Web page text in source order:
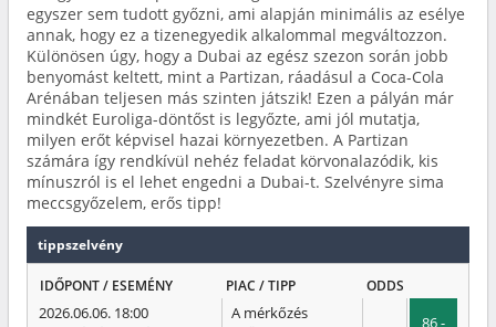
egyszer sem tudott győzni, ami alapján minimális az esélye
annak, hogy ez a tizenegyedik alkalommal megváltozzon.
Különösen úgy, hogy a Dubai az egész szezon során jobb
benyomást keltett, mint a Partizan, ráadásul a Coca-Cola
Arénában teljesen más szinten játszik! Ezen a pályán már
mindkét Euroliga-döntőst is legyőzte, ami jól mutatja,
milyen erőt képvisel hazai környezetben. A Partizan
számára így rendkívül nehéz feladat körvonalazódik, kis
mínuszról is el lehet engedni a Dubai-t. Szelvényre sima
meccsgyőzelem, erős tipp!
tippszelvény
IDŐPONT / ESEMÉNY PIAC / TIPP ODDS
2026.06.06. 18:00
A mérkőzés
86 -